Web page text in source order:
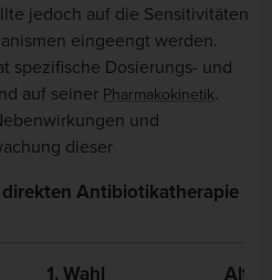
jedoch auf die Sensitivitäten
eingeengt werden.
spezifische Dosierungs- und
auf seiner Pharmakokinetik.
und
dieser
direkten Antibiotikatherapie in
1. Wahl